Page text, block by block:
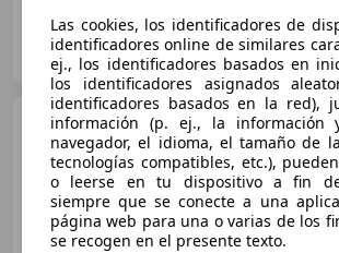
FLEXICAR ASTURIAS.
ES-33010 OVIEDO
Kia
€ 9.990 1
Las cookies, los identificadores de
identificadores online de similares
ej., los identificadores basados en
los identificadores asignados
identificadores basados en la red),
información (p. ej., la
navegador, el idioma, el tamaño de
tecnologías compatibles, etc.),
o leerse en tu dispositivo a fin de
siempre que se conecte a una
página web para una o varias de los
se recogen en el presente texto.